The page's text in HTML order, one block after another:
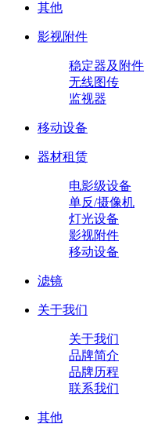
其他
影视附件
稳定器及附件
无线图传
监视器
移动设备
器材租赁
电影级设备
单反/摄像机
灯光设备
影视附件
移动设备
滤镜
关于我们
关于我们
品牌简介
品牌历程
联系我们
其他